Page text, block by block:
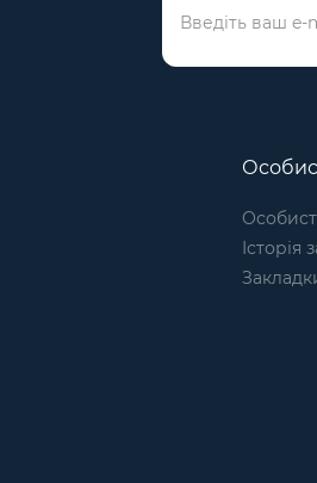
Історія